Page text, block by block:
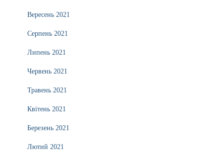
Вересень 2021
Серпень 2021
Липень 2021
Червень 2021
Травень 2021
Квітень 2021
Березень 2021
Лютий 2021